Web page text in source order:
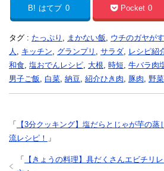
B! はてブ 0 Pocket 0
タグ : たっぷり , まかない飯, ウチのガヤが
人 , キッチン, グランプリ , サラダ, レシピ紹
和食, 塩おでんレシピ, 大根, 時短, 牛バラ肉
男子ご飯, 白菜, 納豆, 紹介ひき肉, 豚肉, 野菜
「
【3分クッキング】塩だらとじゃが芋の
流レシピ！ 」
「
【きょうの料理】具だくさんエビチリ